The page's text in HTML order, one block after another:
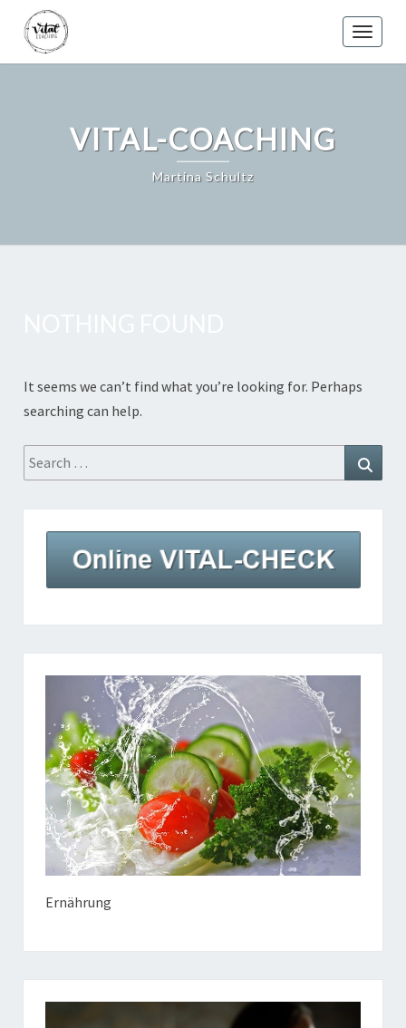
content
VITAL-COACHING
Martina Schultz
It seems we can’t find what you’re looking for. Perhaps
searching can help.
Search
for:
Ernährung